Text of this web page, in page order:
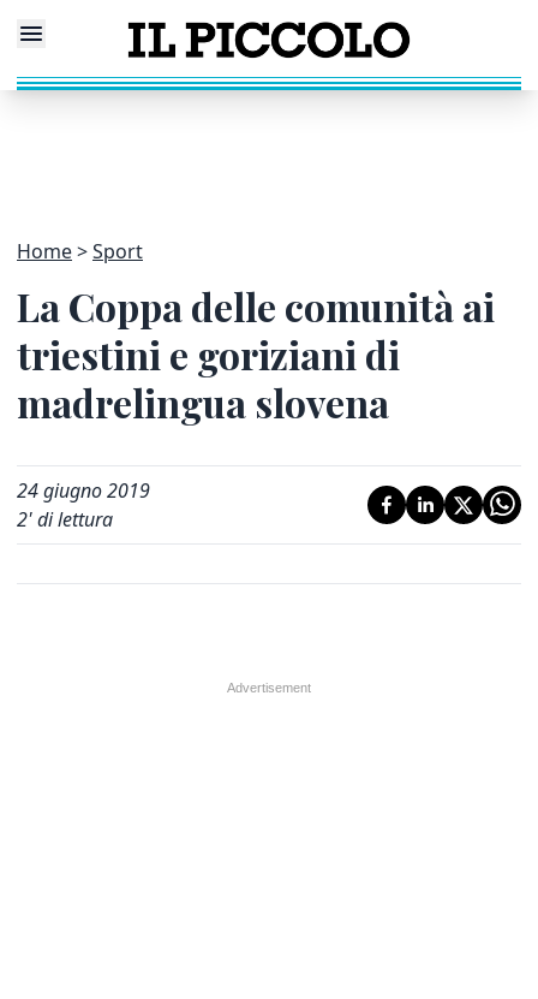
Home Sport
La Coppa delle comunità ai
triestini e goriziani di
madrelingua slovena
24 giugno 2019
2' di lettura